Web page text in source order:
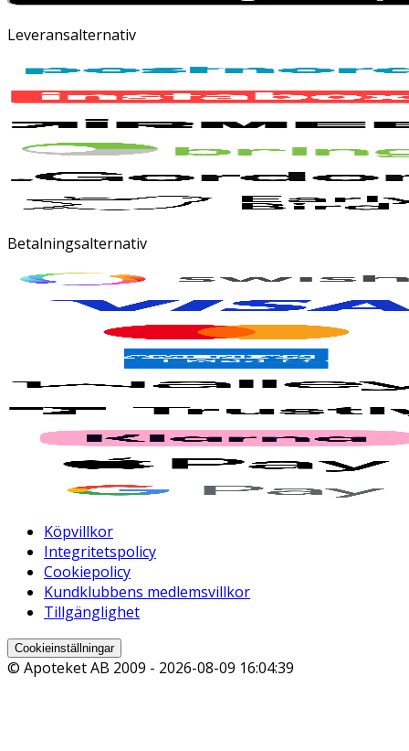
Leveransalternativ
Betalningsalternativ
Köpvillkor
Integritetspolicy
Cookiepolicy
Kundklubbens medlemsvillkor
Tillgänglighet
Cookieinställningar
© Apoteket AB 2009 - 2026-08-09 16:04:39